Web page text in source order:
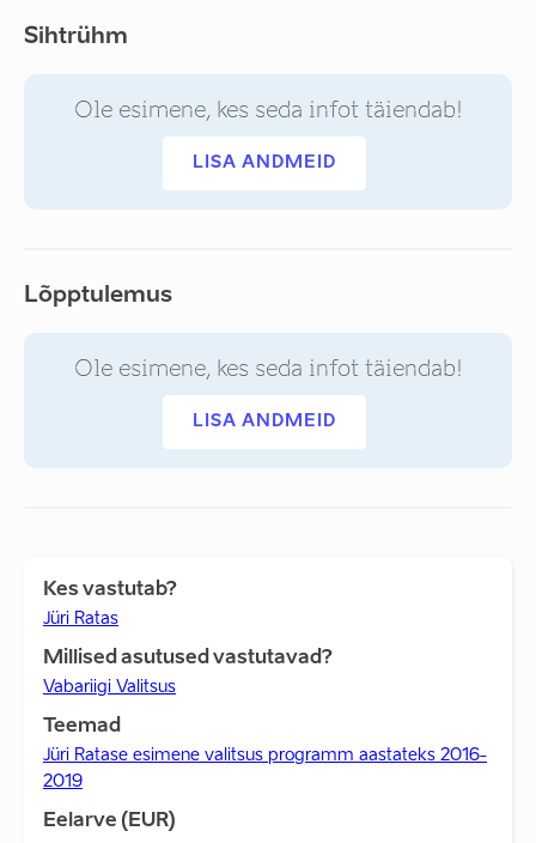
Sihtrühm
Ole esimene, kes seda infot täiendab!
LISA ANDMEID
Lõpptulemus
Ole esimene, kes seda infot täiendab!
LISA ANDMEID
Kes vastutab?
Jüri Ratas
Millised asutused vastutavad?
Vabariigi Valitsus
Teemad
Jüri Ratase esimene valitsus programm aastateks 2016-
2019
Eelarve (EUR)